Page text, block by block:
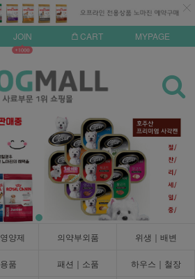
JOIN CART MYPAGE
양제 의약부외품 위생｜배변
품 패션｜소품 하우스｜철장